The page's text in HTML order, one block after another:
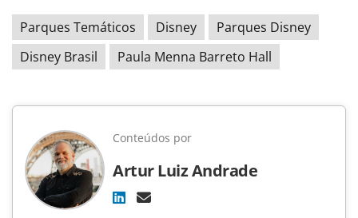
Parques Temáticos Disney
Parques Disney
Disney Brasil
Paula Menna Barreto Hall
Conteúdos por
Artur Luiz Andrade